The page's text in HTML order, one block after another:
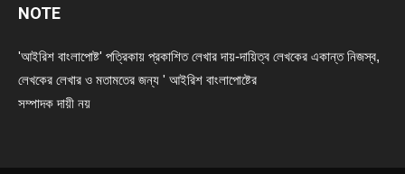
NOTE
'আইরিশ বাংলাপোষ্ট' পত্রিকায় প্রকাশিত লেখার দায়-দায়িত্ব লেখকের একান্ত নিজস্ব,
লেখকের লেখার ও মতামতের জন্য ' আইরিশ বাংলাপোষ্টের
সম্পাদক দায়ী নয়